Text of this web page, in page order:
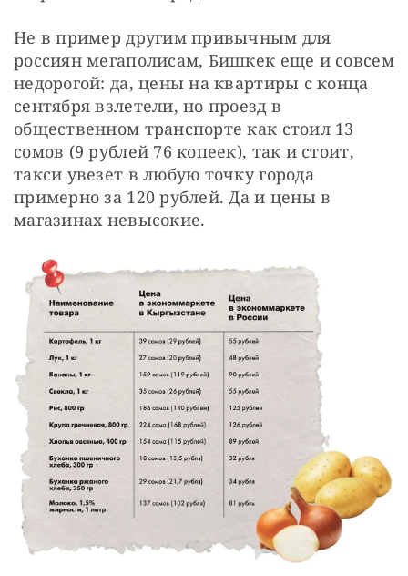
Не в пример другим привычным для
россиян мегаполисам, Бишкек еще и совсем
недорогой: да, цены на квартиры с конца
сентября взлетели, но проезд в
общественном транспорте как стоил 13
сомов (9 рублей 76 копеек), так и стоит,
такси увезет в любую точку города
примерно за 120 рублей. Да и цены в
магазинах невысокие.